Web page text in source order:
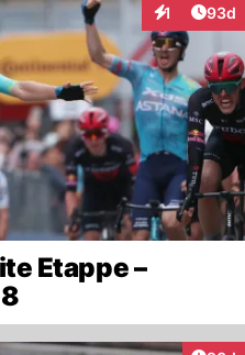
1
Interaktionen
93d
Etappe –